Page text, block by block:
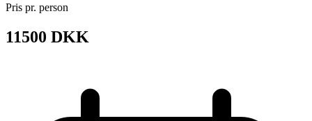
Pris pr. person
11500 DKK